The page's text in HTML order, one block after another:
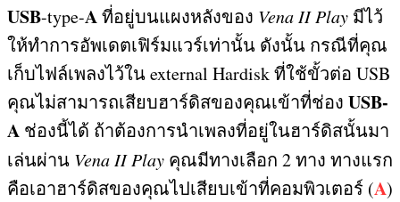
USB-type-Aที่อยู่บนแผงหลังของ Vena II Play มีไว้
ให้ทำการอัพเดตเฟิร์มแวร์เท่านั้น ดังนั้น กรณีที่คุณ
เก็บไฟล์เพลงไว้ในexternal Hardiskที่ใช้ขั้วต่อ USB
คุณไม่สามารถเสียบฮาร์ดิสของคุณเข้าที่ช่อง USB-
A ช่องนี้ได้ ถ้าต้องการนำเพลงที่อยู่ในฮาร์ดิสนั้นมา
เล่นผ่าน Vena II Play คุณมีทางเลือก 2ทาง ทางแรก
คือเอาฮาร์ดิสของคุณไปเสียบเข้าที่คอมพิวเตอร์ (A)